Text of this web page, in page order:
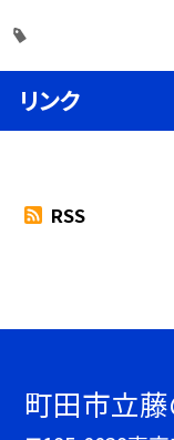
リンク
RSS
町田市立